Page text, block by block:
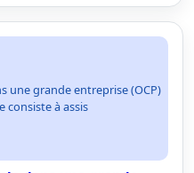
une grande entreprise (OCP)
consiste à assis